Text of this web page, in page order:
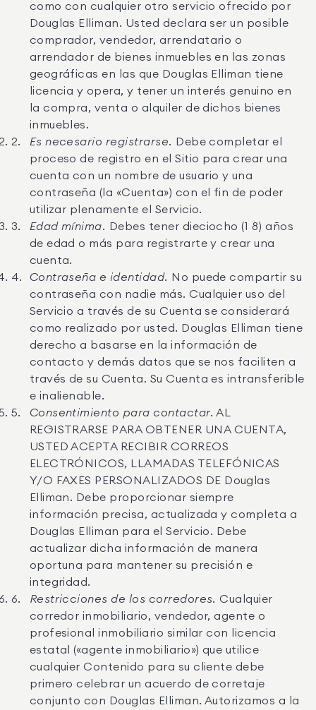
como con cualquier otro servicio ofrecido por
Douglas Elliman. Usted declara ser un posible
comprador, vendedor, arrendatario o
arrendador de bienes inmuebles en las zonas
geográficas en las que Douglas Elliman tiene
licencia y opera, y tener un interés genuino en
la compra, venta o alquiler de dichos bienes
inmuebles.
Es necesario registrarse.
Debe completar el
proceso de registro en el Sitio para crear una
cuenta con un nombre de usuario y una
contraseña (la «Cuenta») con el fin de poder
utilizar plenamente el Servicio.
Edad mínima.
Debes tener dieciocho (1 8) años
de edad o más para registrarte y crear una
cuenta.
Contraseña e identidad.
No puede compartir su
contraseña con nadie más. Cualquier uso del
Servicio a través de su Cuenta se considerará
como realizado por usted. Douglas Elliman tiene
derecho a basarse en la información de
contacto y demás datos que se nos faciliten a
través de su Cuenta. Su Cuenta es intransferible
e inalienable.
Consentimiento para contactar. AL
REGISTRARSE PARA OBTENER UNA CUENTA,
USTED ACEPTA RECIBIR CORREOS
ELECTRÓNICOS, LLAMADAS TELEFÓNICAS
Y/O FAXES PERSONALIZADOS DE Douglas
Elliman. Debe proporcionar siempre
información precisa, actualizada y completa a
Douglas Elliman para el Servicio. Debe
actualizar dicha información de manera
oportuna para mantener su precisión e
integridad.
Restricciones de los corredores. Cualquier
corredor inmobiliario, vendedor, agente o
profesional inmobiliario similar con licencia
estatal («agente inmobiliario») que utilice
cualquier Contenido para su cliente debe
primero celebrar un acuerdo de corretaje
conjunto con Douglas Elliman. Autorizamos a la